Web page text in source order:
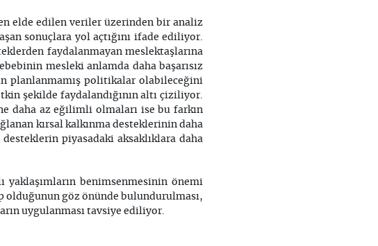
elde edilen veriler üzerinden bir analiz
sonuçlara yol açtığını ifade ediliyor.
faydalanmayan meslektaşlarına
mesleki anlamda daha başarısız
planlanmamış politikalar olabileceğini
şekilde faydalandığının altı çiziliyor.
daha az eğilimli olmaları ise bu farkın
kırsal kalkınma desteklerinin daha
piyasadaki aksaklıklara daha
benimsenmesinin önemi
göz önünde bulundurulması,
uygulanması tavsiye ediliyor.